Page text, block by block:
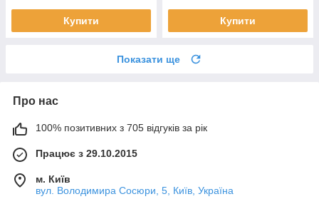
Купити Купити
Показати ще
Про нас
100% позитивних з 705 відгуків за рік
Працює з 29.10.2015
м. Київ
вул. Володимира Сосюри, 5, Київ, Україна